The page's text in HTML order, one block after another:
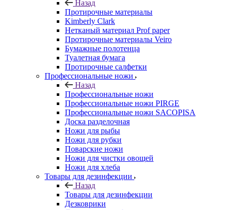
Назад
Протирочные материалы
Kimberly Clark
Нетканый материал Prof paper
Протирочные материалы Veiro
Бумажные полотенца
Туалетная бумага
Протирочные салфетки
Профессиональные ножи
Назад
Профессиональные ножи
Профессиональные ножи PIRGE
Профессиональные ножи SACOPISA
Доска разделочная
Ножи для рыбы
Ножи для рубки
Поварские ножи
Ножи для чистки овощей
Ножи для хлеба
Товары для дезинфекции
Назад
Товары для дезинфекции
Дезковрики